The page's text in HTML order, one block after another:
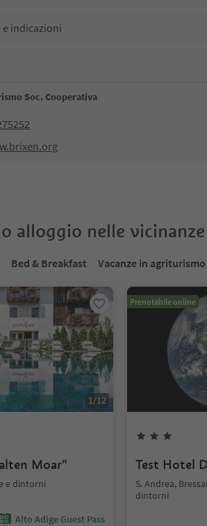
e indicazioni
Soc. Cooperativa
alloggio nelle vicinanze
Bed & Breakfast Vacanze in agriturismo
1 /12
Moar"
e dintorni
Alto Adige Guest Pass
Prenotabile online
Test Hotel
S. Andrea,
dintorni